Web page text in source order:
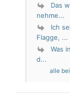
Das
nehme...
Ich
Flagge, ...
Was
d...
alle